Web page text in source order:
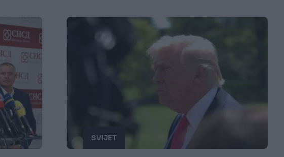
SVIJET